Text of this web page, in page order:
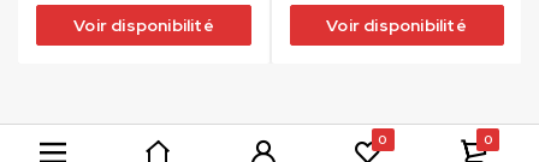
Voir disponibilité Voir disponibilité
0 0